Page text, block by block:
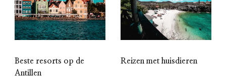
Beste resorts op de
Antillen
Reizen met huisdieren